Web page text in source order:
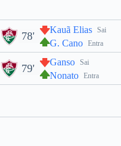
Sai
Kauã Elias
Entra
G. Cano
78'
Sai
Ganso
Entra
Nonato
79'